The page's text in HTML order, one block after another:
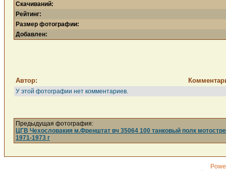
Скачиваний:
Рейтинг:
Размер фотографии:
Добавлен:
Автор:
У этой фотографии нет комментариев.
Предыдущая фотография:
ЦГВ Чехословакия м.Френштат вч 35064 100 танковый полк
1971-1973 г